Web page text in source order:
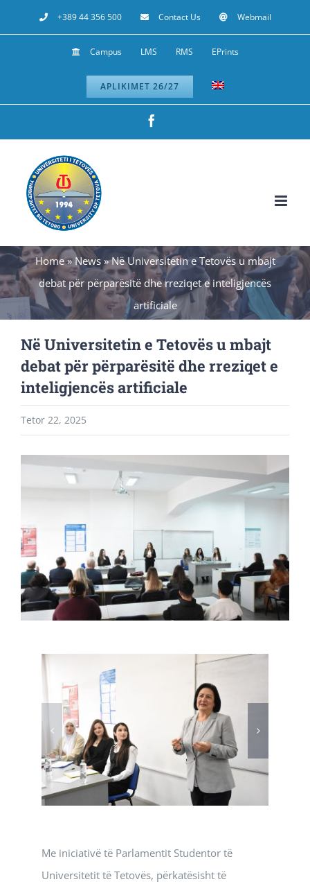
to
+389 44 356 500 Contact Us Webmail
Campus LMS RMS EPrints
APLIKIMET 26/27
Home»News»Në Universitetin e Tetovës u mbajt
debat për përparësitë dhe rreziqet e inteligjencës
artificiale
Në Universitetin e Tetovës u mbajt
debat për përparësitë dhe rreziqet e
inteligjencës artificiale
Tetor 22, 2025
View
Me iniciativë të Parlamentit Studentor të
Universitetit të Tetovës, përkatësisht të